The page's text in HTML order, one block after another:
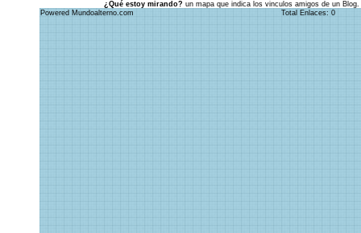
¿Qué estoy mirando? un mapa que indica los vinculos amigos de un
Powered Mundoalterno.com
Total Enlaces: 0